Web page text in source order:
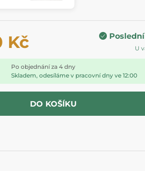
Kč U
Po objednání za 4 dny
Skladem, odesíláme v pracovní dny ve 12:00
DO KOŠÍKU